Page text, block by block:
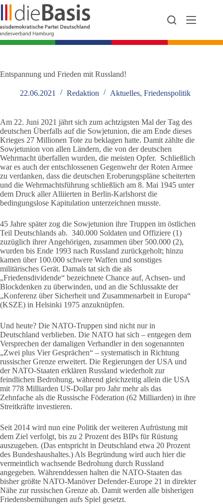
Zum
Inhalt
springen
Entspannung und Frieden mit Russland!
22.06.2021 Redaktion Aktuelles, Friedenspolitik
Am 22. Juni 2021 jährt sich zum achtzigsten Mal der Tag des
deutschen Überfalls auf die Sowjetunion, die am Ende dieses
Krieges 27 Millionen Tote zu beklagen hatte. Damit zählte die
Sowjetunion von allen Ländern, die von der deutschen
Wehrmacht überfallen wurden, die meisten Opfer. Schließlich
war es auch der entschlossenen Gegenwehr der Roten Armee
zu verdanken, dass die deutschen Eroberungspläne scheiterten
und die Wehrmachtsführung schließlich am 8. Mai 1945 unter
dem Druck aller Alliierten in Berlin-Karlshorst die
bedingungslose Kapitulation unterzeichnen musste.
45 Jahre später zog die Sowjetunion ihre Truppen im östlichen
Teil Deutschlands ab. 340.000 Soldaten und Offiziere (1)
zuzüglich ihrer Angehörigen, zusammen über 500.000 (2),
wurden bis Ende 1993 nach Russland zurückgeholt; hinzu
kamen über 100.000 schwere Waffen und sonstiges
militärisches Gerät. Damals tat sich die als
„Friedensdividende“ bezeichnete Chance auf, Achsen- und
Blockdenken zu überwinden, und an die Schlussakte der
„Konferenz über Sicherheit und Zusammenarbeit in Europa“
(KSZE) in Helsinki 1975 anzuknüpfen.
Und heute? Die NATO-Truppen sind nicht nur in
Deutschland verblieben. Die NATO hat sich – entgegen dem
Versprechen der damaligen Verhandler in den sogenannten
„Zwei plus Vier Gesprächen“ – systematisch in Richtung
russischer Grenze erweitert. Die Regierungen der USA und
der NATO-Staaten erklären Russland wiederholt zur
feindlichen Bedrohung, während gleichzeitig allein die USA
mit 778 Milliarden US-Dollar pro Jahr mehr als das
Zehnfache als die Russische Föderation (62 Milliarden) in ihre
Streitkräfte investieren.
Seit 2014 wird nun eine Politik der weiteren Aufrüstung mit
dem Ziel verfolgt, bis zu 2 Prozent des BIPs für Rüstung
auszugeben. (Das entspricht in Deutschland etwa 20 Prozent
des Bundeshaushaltes.) Als Begründung wird auch hier die
vermeintlich wachsende Bedrohung durch Russland
angegeben. Währenddessen halten die NATO-Staaten das
bisher größte NATO-Manöver Defender-Europe 21 in direkter
Nähe zur russischen Grenze ab. Damit werden alle bisherigen
Friedensbemühungen aufs Spiel gesetzt.